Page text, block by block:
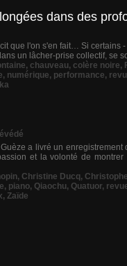
dans des
que l'on s'en fait… Si
un lâcher-prise collectif, se
, chauveau, colère noire,
, numérique, performance,
a livré un
et la volonté de
, Christine Ducq, Christophe
, piano, Qiaochu, Quatuor,
, Zaïde